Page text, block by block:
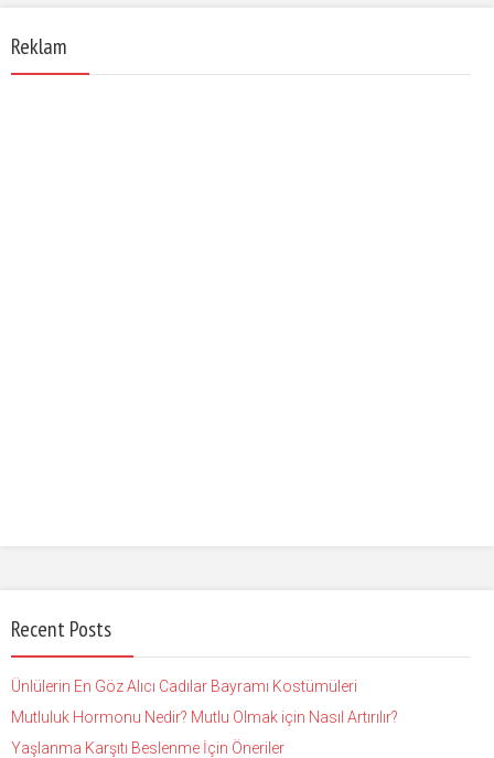
Reklam
Recent Posts
Ünlülerin En Göz Alıcı Cadılar Bayramı Kostümüleri
Mutluluk Hormonu Nedir? Mutlu Olmak için Nasıl Artırılır?
Yaşlanma Karşıtı Beslenme İçin Öneriler